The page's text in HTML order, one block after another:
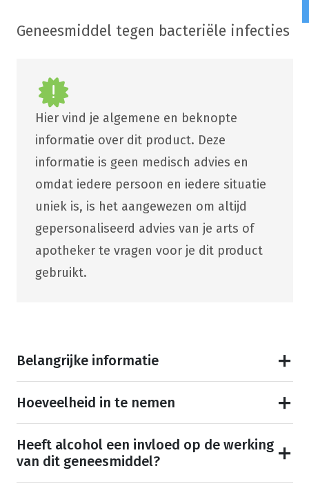
Geneesmiddel tegen bacteriële infecties
Hier vind je algemene en beknopte
informatie over dit product. Deze
informatie is geen medisch advies en
omdat iedere persoon en iedere situatie
uniek is, is het aangewezen om altijd
gepersonaliseerd advies van je arts of
apotheker te vragen voor je dit product
gebruikt.
Belangrijke informatie
Hoeveelheid in te nemen
Heeft alcohol een invloed op de werking
van dit geneesmiddel?